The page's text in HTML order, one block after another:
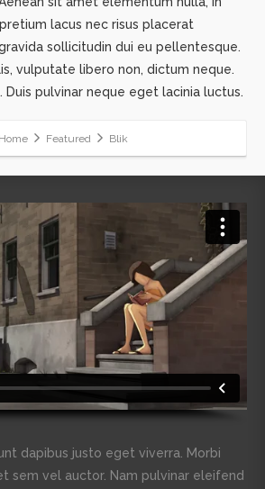
lacus nec risus placerat
sollicitudin dui eu pellentesque.
vulputate libero non, dictum neque.
Duis pulvinar neque eget lacinia luctus.
Home Featured Blik
dapibus justo eget viverra. Morbi
sem vel auctor. Nam pulvinar eleifend